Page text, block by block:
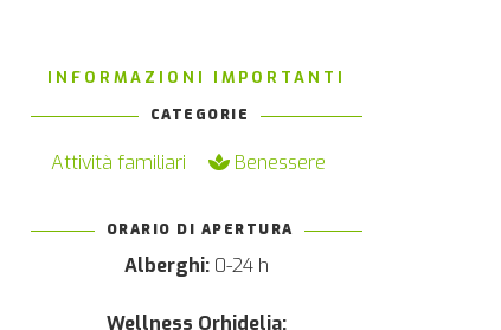
INFORMAZIONI IMPORTANTI
CATEGORIE
Attività familiari Benessere
ORARIO DI APERTURA
Alberghi: 0-24 h
Wellness Orhidelia: